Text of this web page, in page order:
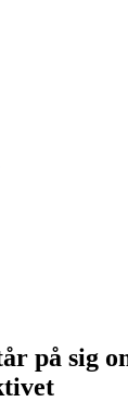
på sig